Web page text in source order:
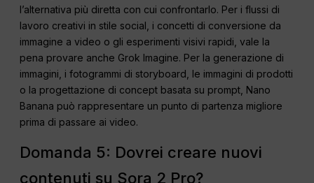
l’alternativa più diretta con cui confrontarlo. Per i flussi di
lavoro creativi in stile social, i concetti di conversione da
immagine a video o gli esperimenti visivi rapidi, vale la
pena provare anche Grok Imagine. Per la generazione di
immagini, i fotogrammi di storyboard, le immagini di prodotti
o la progettazione di concept basata su prompt, Nano
Banana può rappresentare un punto di partenza migliore
prima di passare ai video.
Domanda 5: Dovrei creare nuovi
contenuti su Sora 2 Pro?